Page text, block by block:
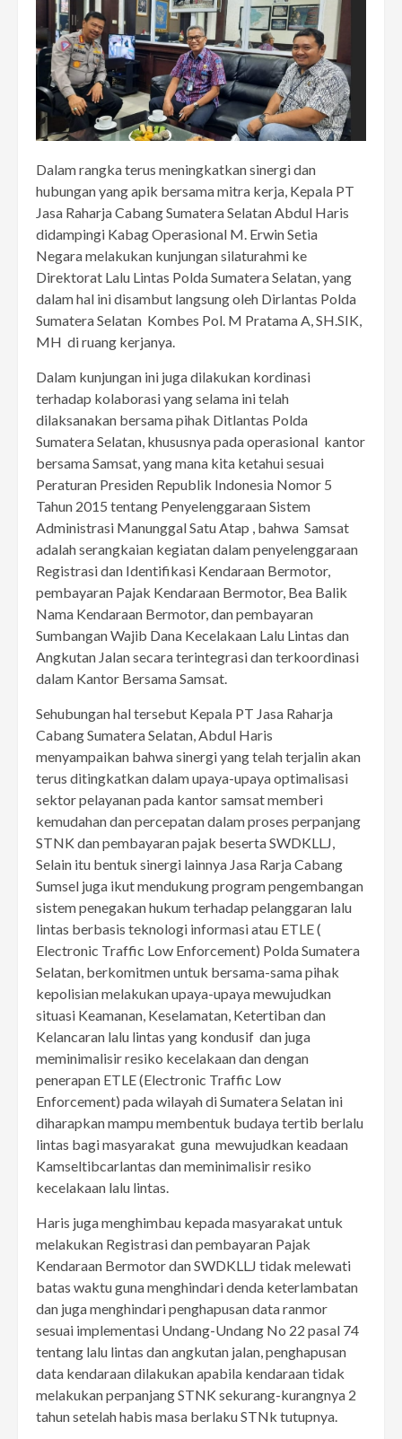
Dalam rangka terus meningkatkan sinergi dan
hubungan yang apik bersama mitra kerja, Kepala PT
Jasa Raharja Cabang Sumatera Selatan Abdul Haris
didampingi Kabag Operasional M. Erwin Setia
Negara melakukan kunjungan silaturahmi ke
Direktorat Lalu Lintas Polda Sumatera Selatan, yang
dalam hal ini disambut langsung oleh Dirlantas Polda
Sumatera Selatan Kombes Pol. M Pratama A, SH.SIK,
MH di ruang kerjanya.
Dalam kunjungan ini juga dilakukan kordinasi
terhadap kolaborasi yang selama ini telah
dilaksanakan bersama pihak Ditlantas Polda
Sumatera Selatan, khususnya pada operasional kantor
bersama Samsat, yang mana kita ketahui sesuai
Peraturan Presiden Republik Indonesia Nomor 5
Tahun 2015 tentang Penyelenggaraan Sistem
Administrasi Manunggal Satu Atap , bahwa Samsat
adalah serangkaian kegiatan dalam penyelenggaraan
Registrasi dan Identifikasi Kendaraan Bermotor,
pembayaran Pajak Kendaraan Bermotor, Bea Balik
Nama Kendaraan Bermotor, dan pembayaran
Sumbangan Wajib Dana Kecelakaan Lalu Lintas dan
Angkutan Jalan secara terintegrasi dan terkoordinasi
dalam Kantor Bersama Samsat.
Sehubungan hal tersebut Kepala PT Jasa Raharja
Cabang Sumatera Selatan, Abdul Haris
menyampaikan bahwa sinergi yang telah terjalin akan
terus ditingkatkan dalam upaya-upaya optimalisasi
sektor pelayanan pada kantor samsat memberi
kemudahan dan percepatan dalam proses perpanjang
STNK dan pembayaran pajak beserta SWDKLLJ,
Selain itu bentuk sinergi lainnya Jasa Rarja Cabang
Sumsel juga ikut mendukung program pengembangan
sistem penegakan hukum terhadap pelanggaran lalu
lintas berbasis teknologi informasi atau ETLE (
Electronic Traffic Low Enforcement) Polda Sumatera
Selatan, berkomitmen untuk bersama-sama pihak
kepolisian melakukan upaya-upaya mewujudkan
situasi Keamanan, Keselamatan, Ketertiban dan
Kelancaran lalu lintas yang kondusif dan juga
meminimalisir resiko kecelakaan dan dengan
penerapan ETLE (Electronic Traffic Low
Enforcement) pada wilayah di Sumatera Selatan ini
diharapkan mampu membentuk budaya tertib berlalu
lintas bagi masyarakat guna mewujudkan keadaan
Kamseltibcarlantas dan meminimalisir resiko
kecelakaan lalu lintas.
Haris juga menghimbau kepada masyarakat untuk
melakukan Registrasi dan pembayaran Pajak
Kendaraan Bermotor dan SWDKLLJ tidak melewati
batas waktu guna menghindari denda keterlambatan
dan juga menghindari penghapusan data ranmor
sesuai implementasi Undang-Undang No 22 pasal 74
tentang lalu lintas dan angkutan jalan, penghapusan
data kendaraan dilakukan apabila kendaraan tidak
melakukan perpanjang STNK sekurang-kurangnya 2
tahun setelah habis masa berlaku STNk tutupnya.